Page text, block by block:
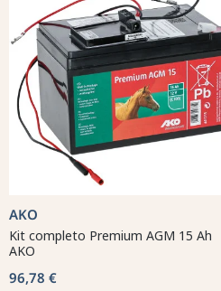
AKO
Kit completo Premium AGM 15 Ah
AKO
96,78 €